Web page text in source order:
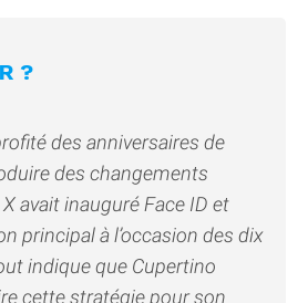
?
des anniversaires de
des changements
X avait inauguré Face ID et
principal à l’occasion des dix
indique que Cupertino
cette stratégie pour son